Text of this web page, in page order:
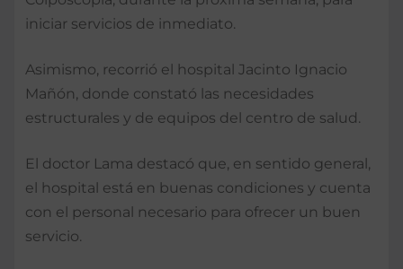
iniciar servicios de inmediato.
Asimismo, recorrió el hospital Jacinto Ignacio
Mañón, donde constató las necesidades
estructurales y de equipos del centro de salud.
El doctor Lama destacó que, en sentido general,
el hospital está en buenas condiciones y cuenta
con el personal necesario para ofrecer un buen
servicio.